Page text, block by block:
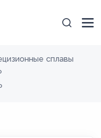
сплавы